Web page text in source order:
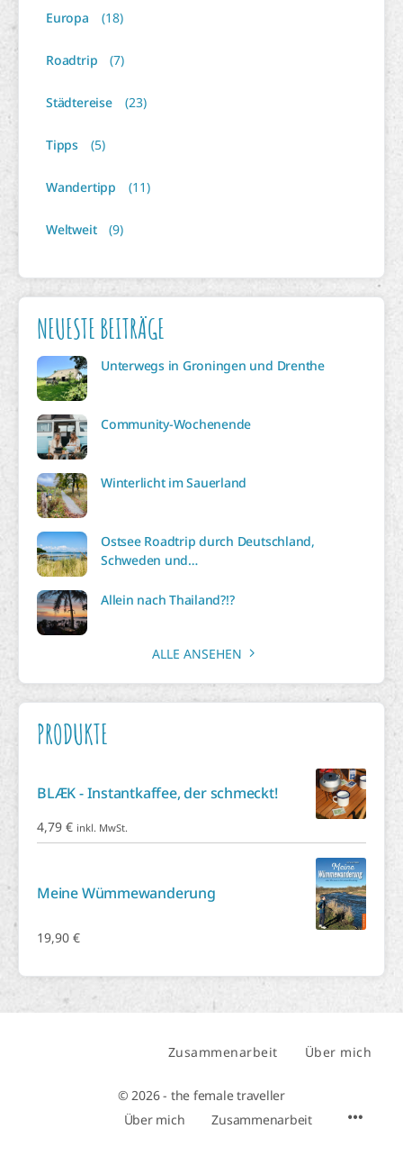
Europa (18)
Roadtrip (7)
Städtereise (23)
Tipps (5)
Wandertipp (11)
Weltweit (9)
NEUESTE BEITRÄGE
Unterwegs in Groningen und Drenthe
Community-Wochenende
Winterlicht im Sauerland
Ostsee Roadtrip durch Deutschland,
Schweden und…
Allein nach Thailand?!?
ALLE ANSEHEN
PRODUKTE
BLÆK - Instantkaffee, der schmeckt!
4,79 € inkl. MwSt.
Meine Wümmewanderung
19,90 €
Zusammenarbeit Über mich
© 2026 - the female traveller
Über mich
Zusammenarbeit